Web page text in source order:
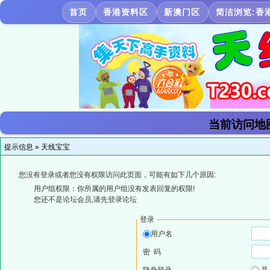
首页 香港资料区 新澳门区 简洁浏览:香
当前访问地
提示信息 » 天线宝宝
您没有登录或者您没有权限访问此页面，可能有如下几个原因:
用户组权限：你所属的用户组没有发表回复的权限!
您还不是论坛会员,请先登录论坛
登录
用户名
密 码